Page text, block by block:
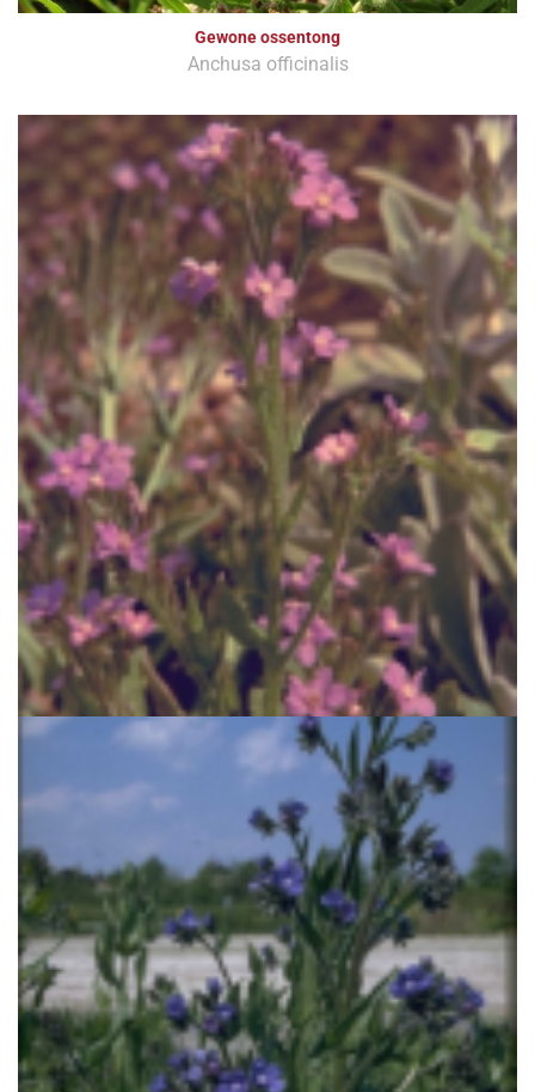
Gewone ossentong
Anchusa officinalis
Italiaanse ossentong
Anchusa azurea 'Dropmore'